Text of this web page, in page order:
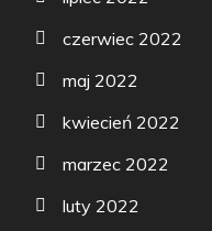
czerwiec 2022
maj 2022
kwiecień 2022
marzec 2022
luty 2022